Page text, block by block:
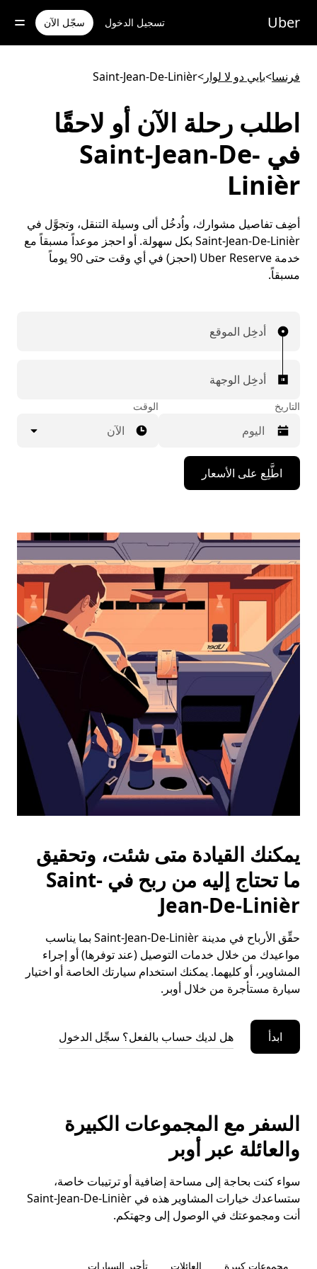
للوصول
المحتوى
Uber تسجيل الدخول سجّل الآن
فرنسا>بايي دو لا لوار >
Saint-Jean-De-Linièr
اطلب رحلة الآن أو لاحقًا
في Saint-Jean-De-
Linièr
أضِف تفاصيل مشوارك، واُدخُل ألى وسيلة التنقل، وتجوَّل في
Saint-Jean-De-Linièr بكل سهولة. أو احجز موعداً مسبقاً مع
خدمة Uber Reserve (احجز) في أي وقت حتى 90 يوماً
مسبقاً.
أدخِل الموقع
أدخِل الوجهة
التاريخ
اضغط
على
مفتاح
للأسفل
لاستخدام
التقويم
التاريخ.
اضغط
على
زر
الخروج
لإغلاق
التقويم.
الوقت
الآن
اطَّلِع على الأسعار
يمكنك القيادة متى شئت، وتحقيق
ما تحتاج إليه من ربح في Saint-
Jean-De-Linièr
حقِّق الأرباح في مدينة Saint-Jean-De-Linièr بما يناسب
مواعيدك من خلال خدمات التوصيل (عند توفرها) أو إجراء
المشاوير، أو كليهما. يمكنك استخدام سيارتك الخاصة أو اختيار
سيارة مستأجرة من خلال أوبر.
ابدأ هل لديك حساب بالفعل؟ سجِّل الدخول
السفر مع المجموعات الكبيرة
والعائلة عبر أوبر
سواء كنت بحاجة إلى مساحة إضافية أو ترتيبات خاصة،
ستساعدك خيارات المشاوير هذه في Saint-Jean-De-Linièr
أنت ومجموعتك في الوصول إلى وجهتكم.
مجموعات كبيرة العائلات تأجير السيارات